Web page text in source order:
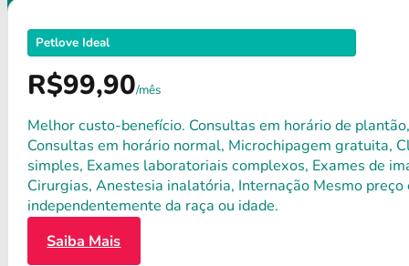
Petlove Ideal
R$99,90/mês
Melhor custo-benefício. Consultas em horário de
Consultas em horário normal, Microchipagem gratuita,
simples, Exames laboratoriais complexos, Exames de
Cirurgias, Anestesia inalatória, Internação Mesmo
independentemente da raça ou idade.
Saiba Mais